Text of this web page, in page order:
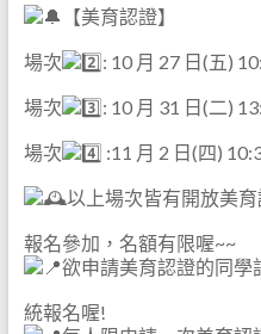
【美育認證】
場次
: 10 月 27 日(五)
場次
: 10 月 31 日(二)
場次
:11 月 2 日(四)
以上場次皆有開放美
報名參加，名額有限喔~~
欲申請美育認證的同學
統報名喔!